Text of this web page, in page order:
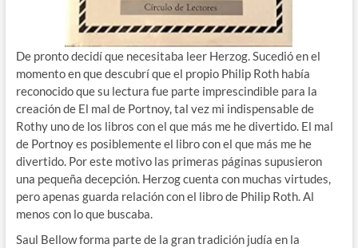
De pronto decidí que necesitaba leer Herzog. Sucedió en el
momento en que descubrí que el propio Philip Roth había
reconocido que su lectura fue parte imprescindible para la
creación de El mal de Portnoy, tal vez mi indispensable de
Rothy uno de los libros con el que más me he divertido. El mal
de Portnoy es posiblemente el libro con el que más me he
divertido. Por este motivo las primeras páginas supusieron
una pequeña decepción. Herzog cuenta con muchas virtudes,
pero apenas guarda relación con el libro de Philip Roth. Al
menos con lo que buscaba.
Saul Bellow forma parte de la gran tradición judía en la